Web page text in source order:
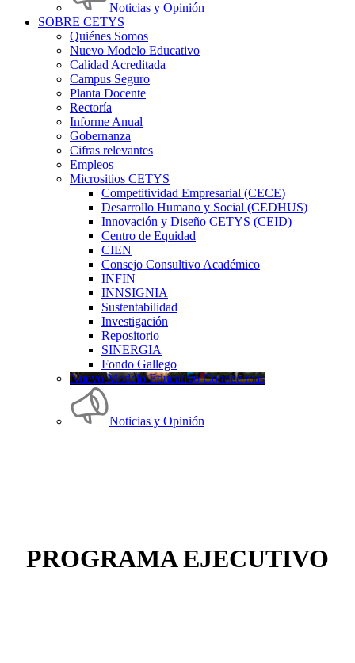
Noticias y Opinión
SOBRE CETYS
Quiénes Somos
Nuevo Modelo Educativo
Calidad Acreditada
Campus Seguro
Planta Docente
Rectoría
Informe Anual
Gobernanza
Cifras relevantes
Empleos
Micrositios CETYS
Competitividad Empresarial (CECE)
Desarrollo Humano y Social (CEDHUS)
Innovación y Diseño CETYS (CEID)
Centro de Equidad
CIEN
Consejo Consultivo Académico
INFIN
INNSIGNIA
Sustentabilidad
Investigación
Repositorio
SINERGIA
Fondo Gallego
Nuevo Modelo Educativo Conoce más
Noticias y Opinión
PROGRAMA EJECUTIVO